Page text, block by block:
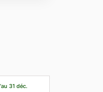
31 déc.